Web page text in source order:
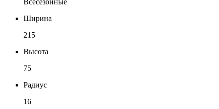
Ширина
215
Высота
75
Радиус
16